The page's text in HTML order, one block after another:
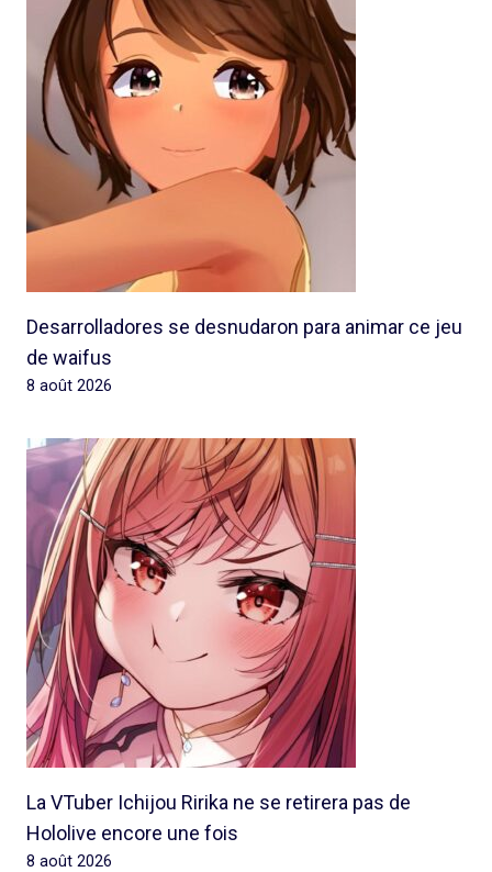
Desarrolladores se desnudaron para animar ce jeu
de waifus
8 août 2026
La VTuber Ichijou Ririka ne se retirera pas de
Hololive encore une fois
8 août 2026